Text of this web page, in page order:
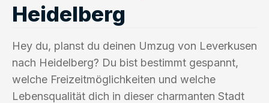
Heidelberg
Hey du, planst du deinen Umzug von Leverkusen
nach Heidelberg? Du bist bestimmt gespannt,
welche Freizeitmöglichkeiten und welche
Lebensqualität dich in dieser charmanten Stadt